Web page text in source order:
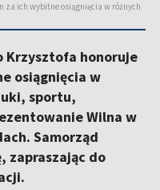
za ich wybitne osiągnięcia w różnych
Krzysztofa honoruje
osiągnięcia w
sportu,
Wilna w
Samorząd
zapraszając do